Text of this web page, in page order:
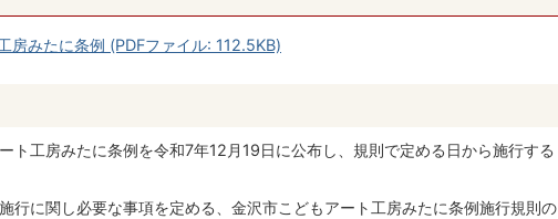
房みたに条例 (PDFファイル: 112.5KB)
ト工房みたに条例を令和7年12月19日に公布し、規則で定める日から施行する
行に関し必要な事項を定める、金沢市こどもアート工房みたに条例施行規則の